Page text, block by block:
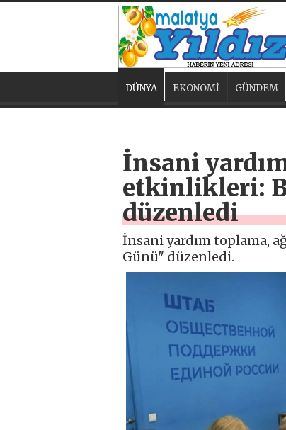
DÜNYA EKONOMİ GÜNDEM
İnsani
etkinlikleri:
düzenledi
İnsani yardım toplama,
Günü" düzenledi.